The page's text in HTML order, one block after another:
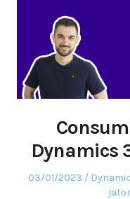
Dynamics
Posted
03/01/2023
Posted